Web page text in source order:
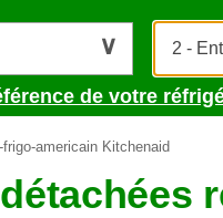
de votre
americain Kitchenaid